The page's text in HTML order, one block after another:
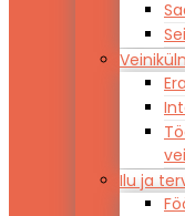
Ilu ja